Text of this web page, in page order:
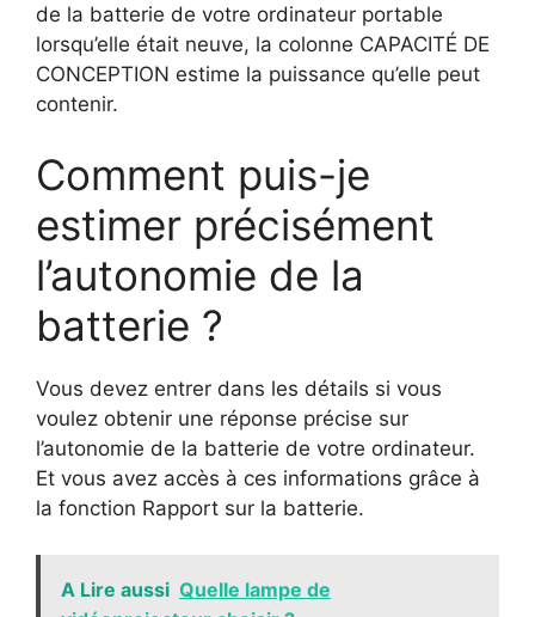
de la batterie de votre ordinateur portable
lorsqu’elle était neuve, la colonne CAPACITÉ DE
CONCEPTION estime la puissance qu’elle peut
contenir.
Comment puis-je
estimer précisément
l’autonomie de la
batterie ?
Vous devez entrer dans les détails si vous
voulez obtenir une réponse précise sur
l’autonomie de la batterie de votre ordinateur.
Et vous avez accès à ces informations grâce à
la fonction Rapport sur la batterie.
A Lire aussi Quelle lampe de